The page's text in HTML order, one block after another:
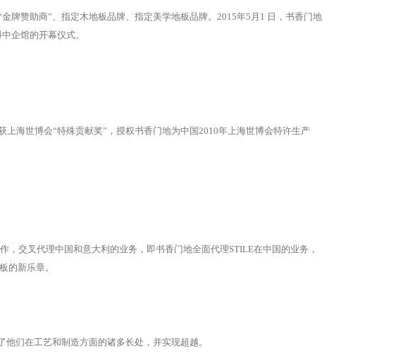
牌赞助商”、指定木地板品牌、指定美学地板品牌。2015年5月1 日，书香门地
企馆的开幕仪式。
上海世博会“特殊贡献奖”，授权书香门地为中国2010年上海世博会特许生产
，交叉代理中国和意大利的业务，即书香门地全面代理STILE在中国的业务，
的新乐章。
们在工艺和制造方面的诸多长处，并实现超越。